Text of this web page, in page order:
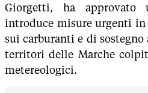
Giorgetti, ha approvato
introduce misure urgenti in
sui carburanti e di
territori delle Marche
metereologici.